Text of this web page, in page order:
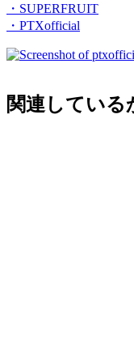
・SUPERFRUIT
・PTXofficial
関連している